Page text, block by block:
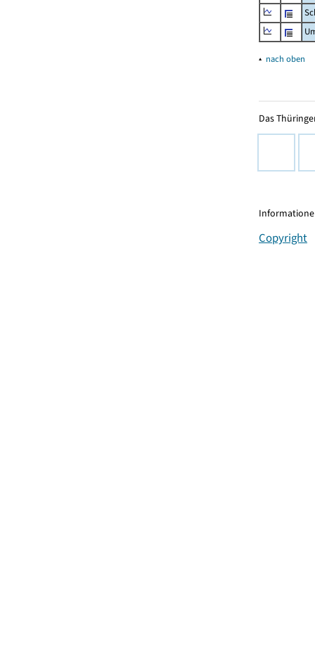
▴ nach oben
Das
Copyright